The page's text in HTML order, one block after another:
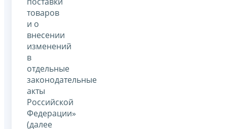
товаров
и о
внесении
изменений
в
отдельные
законодательные
акты
Российской
Федерации»
(далее